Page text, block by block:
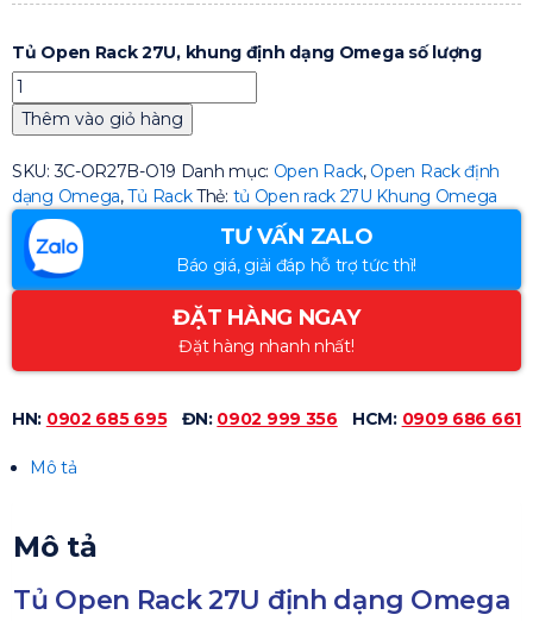
Tủ Open Rack 27U, khung định dạng Omega số lượng
Thêm vào giỏ hàng
SKU:3C-OR27B-O19 Danh mục: Open Rack, Open Rack định
dạng Omega,Tủ Rack Thẻ: tủ Open rack 27U Khung Omega
TƯ VẤN ZALO
Báo giá, giải đáp hỗ trợ tức thì!
ĐẶT HÀNG NGAY
Đặt hàng nhanh nhất!
HN: 0902 685 695 ĐN: 0902 999 356 HCM: 0909 686 661
Mô tả
Mô tả
Tủ Open Rack 27U định dạng Omega